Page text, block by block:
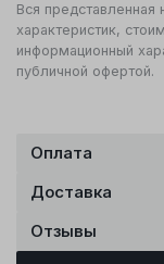
Вся
характеристик,
информационный
публичной офертой.
Оплата
Доставка
Отзывы